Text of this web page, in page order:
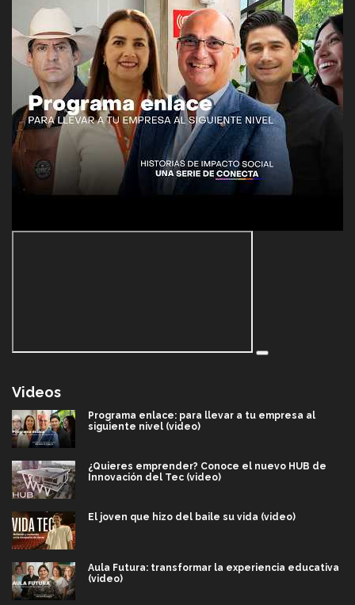
Videos
Programa enlace: para llevar a tu empresa al
siguiente nivel (video)
¿Quieres emprender? Conoce el nuevo HUB de
Innovación del Tec (video)
El joven que hizo del baile su vida (video)
Aula Futura: transformar la experiencia educativa
(video)